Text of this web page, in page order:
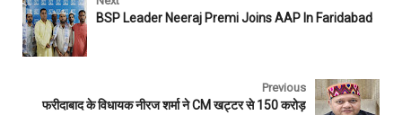
b
o
o
k
t
e
r
s
l
l
e
BSP Leader Neeraj Premi Joins AAP In Faridabad
Previous
फरीदाबाद के विधायक नीरज शर्मा ने CM खट्टर से 150 करोड़